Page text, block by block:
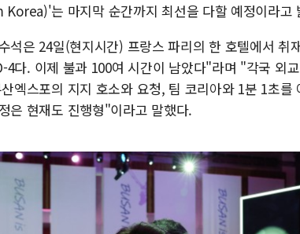
는 마지막 순간까지 최선을 다할 예정이라고
석은 24일(현지시간) 프랑스 파리의 한 호텔에서 취
4다. 이제 불과 100여 시간이 남았다"라며 "각국 외
엑스포의 지지 호소와 요청, 팀 코리아와 1분 1초를
은 현재도 진행형"이라고 말했다.